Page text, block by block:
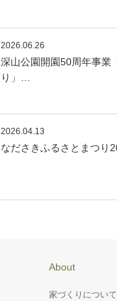
2026.06.26
深山公園開園50周年事業
り」…
2026.04.13
なださきふるさとまつり
About
家づくりについて